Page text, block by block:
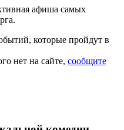
афиша самых
которые пройдут в
нет на сайте, сообщите